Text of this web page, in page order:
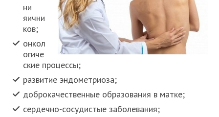
ни
яични
ков;
онкол
огиче
ские процессы;
развитие эндометриоза;
доброкачественные образования в матке;
сердечно-сосудистые заболевания;